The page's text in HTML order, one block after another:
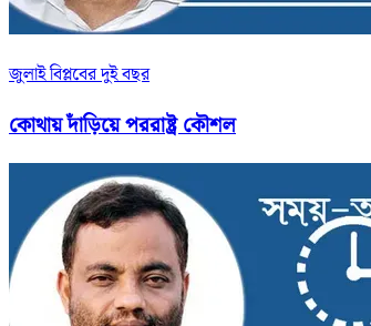
জুলাই বিপ্লবের দুই বছর
কোথায় দাঁড়িয়ে পররাষ্ট্র কৌশল